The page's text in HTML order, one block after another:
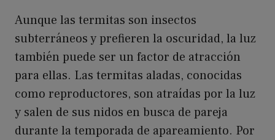
Aunque las termitas son insectos
subterráneos y prefieren la oscuridad, la luz
también puede ser un factor de atracción
para ellas. Las termitas aladas, conocidas
como reproductores, son atraídas por la luz
y salen de sus nidos en busca de pareja
durante la temporada de apareamiento. Por